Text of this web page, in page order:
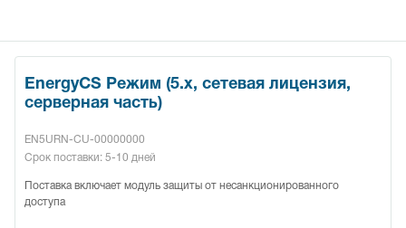
EnergyCS Режим (5.x, cетевая лицензия,
серверная часть)
EN5URN-CU-00000000
Срок поставки: 5-10 дней
Поставка включает модуль защиты от несанкционированного
доступа